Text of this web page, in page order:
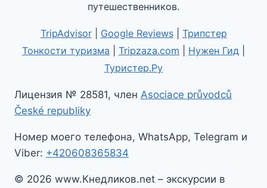
путешественников.
TripAdvisor| Google Reviews| Трипстер
Тонкости туризма
Tripzaza.com Нужен Гид
Туристер.Ру
Лицензия № 28581, член Asociace průvodců
České republiky
Номер моего телефона, WhatsApp, Telegram и
Viber: +420608365834
© 2026 www.Кнедликов.net – экскурсии в